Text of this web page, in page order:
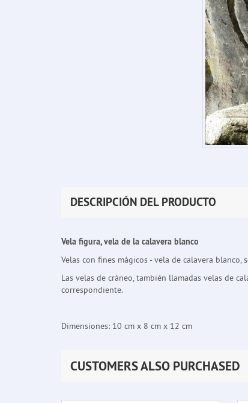
DESCRIPCIÓN DEL PRODUCTO
Vela figura, vela de la calavera blanco
Velas con fines mágicos - vela de calavera
Las velas de cráneo, también llamadas velas de
correspondiente.
Dimensiones: 10 cm x 8 cm x 12 cm
CUSTOMERS ALSO PURCHASED